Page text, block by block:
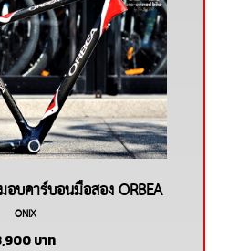
บคาร์บอนมือสอง ORBEA
ONIX
ONIX
บาท